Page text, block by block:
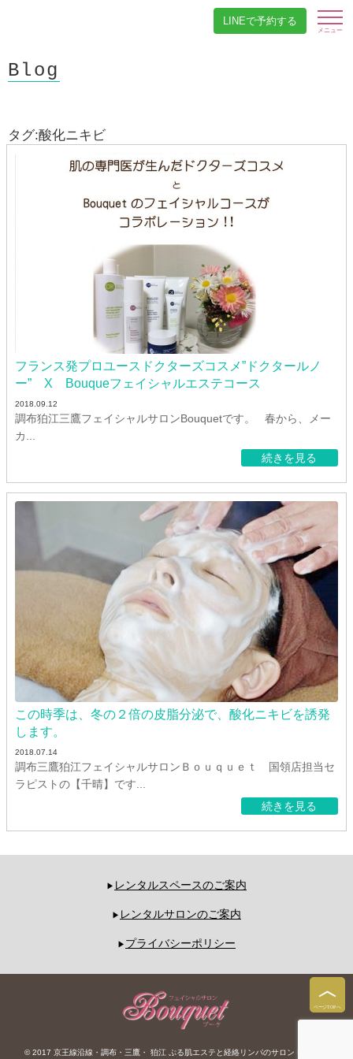
LINEで予約する
Blog
タグ:酸化ニキビ
フランス発プロユースドクターズコスメ”ドクタールノ
ー” X Bouqueフェイシャルエステコース
2018.09.12
調布狛江三鷹フェイシャルサロンBouquetです。 春から、メー
カ...
続きを見る
この時季は、冬の２倍の皮脂分泌で、酸化ニキビを誘発
します。
2018.07.14
調布三鷹狛江フェイシャルサロンＢｏｕｑｕｅｔ 国領店担当セ
ラピストの【千晴】です...
続きを見る
レンタルスペースのご案内
レンタルサロンのご案内
プライバシーポリシー
© 2017 京王線沿線・調布・三鷹・ 狛江 ぷる肌エステと経絡リンパのサロン Bouquet